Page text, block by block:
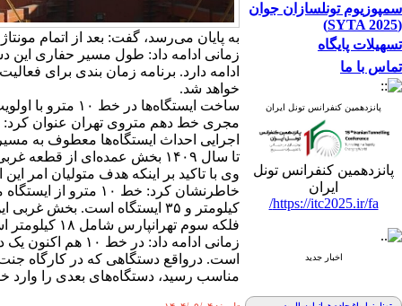
سمپوزیوم تونلسازان جوان
(SYTA 2025)
تسهیلات پایگاه
تماس با ما
پانزدهمین کنفرانس تونل ایران
پانزدهمین کنفرانس تونل
ایران
https://itc2025.ir/fa/
اخبار جدید
تونل زیارباغ جاده هراز امسال به
به پایان می‌رسد، گفت: بعد از اتمام
خواهد شد.
ساخت ایستگاه‌ها در خط ۱۰ مترو با اولویت بخش غربی پروژه
مجری خط دهم متروی تهران عنوان کرد:
اجرایی احداث ایستگاه‌ها معطوف به
تا سال ۱۴۰۹ بخش عمده‌ای از قطعه غربی خط ۱۰ به بهره برداری برسد.
فلکه سوم تهرانپارس شامل ۱۸ کیلومتر است.
مناسب رسید، دستگاه‌های بعدی را وارد